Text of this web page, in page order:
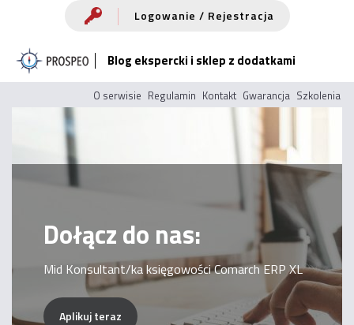
treści
Logowanie / Rejestracja
Blog ekspercki i sklep z dodatkami
O serwisie Regulamin Kontakt Gwarancja Szkolenia
Dołącz do nas:
Mid Konsultant/ka księgowości Comarch ERP XL
Aplikuj teraz